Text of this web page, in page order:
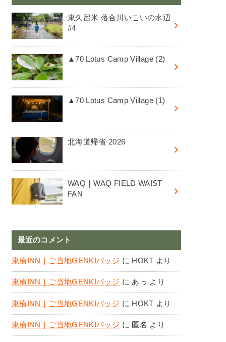
東久留米 落合川いこいの水辺
#4
▲70 Lotus Camp Village (2)
▲70 Lotus Camp Village (1)
北海道帰省 2026
WAQ｜WAQ FIELD WAIST
FAN
最近のコメント
東横INN｜ご当地GENKIバッジ に HOKT より
東横INN｜ご当地GENKIバッジ に あっ より
東横INN｜ご当地GENKIバッジ に HOKT より
東横INN｜ご当地GENKIバッジ に 匿名 より